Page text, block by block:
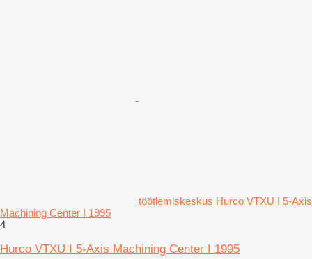
töötlemiskeskus Hurco VTXU I 5-Axis
Machining Center I 1995
4
Hurco VTXU I 5-Axis Machining Center I 1995